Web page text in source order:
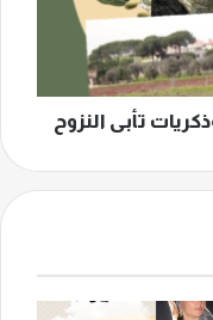
تأبى النزوح